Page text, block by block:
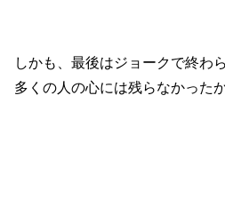
しかも、最後はジョークで終わ
多くの人の心には残らなかった